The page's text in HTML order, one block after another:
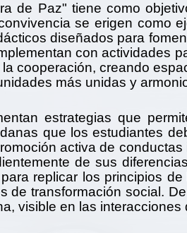
de Paz" tiene como
se erigen como
diseñados para
con actividades
cooperación, creando
más unidas y
estrategias que
que los estudiantes
activa de
de sus
replicar los principios
de transformación social.
visible en las